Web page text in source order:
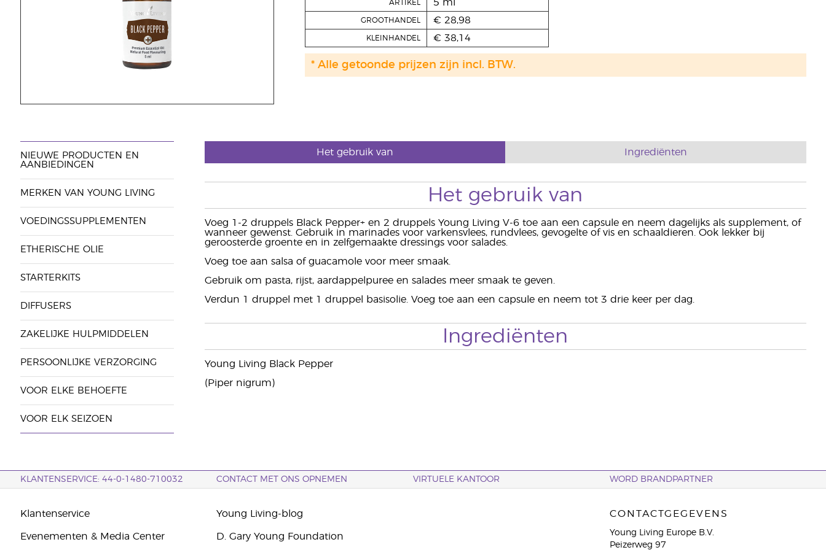
ARTIKEL 5 ml
GROOTHANDEL € 28,98
KLEINHANDEL € 38,14
* Alle getoonde prijzen zijn incl. BTW.
NIEUWE PRODUCTEN EN
AANBIEDINGEN
MERKEN VAN YOUNG LIVING
VOEDINGSSUPPLEMENTEN
ETHERISCHE OLIE
STARTERKITS
DIFFUSERS
ZAKELIJKE HULPMIDDELEN
PERSOONLIJKE VERZORGING
VOOR ELKE BEHOEFTE
VOOR ELK SEIZOEN
Het gebruik van Ingrediënten
Het gebruik van
Voeg 1-2 druppels Black Pepper+ en 2 druppels Young Living V-6 toe aan een capsule en neem dagelijks als supplement, of
wanneer gewenst. Gebruik in marinades voor varkensvlees, rundvlees, gevogelte of vis en schaaldieren. Ook lekker bij
geroosterde groente en in zelfgemaakte dressings voor salades.
Voeg toe aan salsa of guacamole voor meer smaak.
Gebruik om pasta, rijst, aardappelpuree en salades meer smaak te geven.
Verdun 1 druppel met 1 druppel basisolie. Voeg toe aan een capsule en neem tot 3 drie keer per dag.
Ingrediënten
Young Living Black Pepper
(Piper nigrum)
KLANTENSERVICE: 44-0-1480-710032 CONTACT MET ONS OPNEMEN VIRTUELE KANTOOR WORD BRANDPARTNER
Klantenservice
Evenementen & Media Center
Young Living-blog
D. Gary Young Foundation
CONTACTGEGEVENS
Young Living Europe B.V.
Peizerweg 97